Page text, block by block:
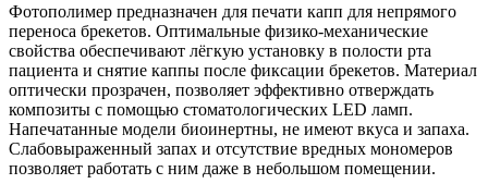
Фотополимер предназначен для печати капп для непрямого
переноса брекетов. Оптимальные физико-механические
свойства обеспечивают лёгкую установку в полости рта
пациента и снятие каппы после фиксации брекетов. Материал
оптически прозрачен, позволяет эффективно отверждать
композиты с помощью стоматологических LED ламп.
Напечатанные модели биоинертны, не имеют вкуса и запаха.
Слабовыраженный запах и отсутствие вредных мономеров
позволяет работать с ним даже в небольшом помещении.